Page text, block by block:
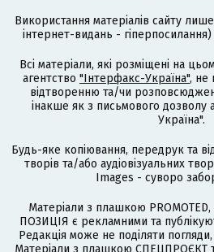
Використання матеріалів сайту
інтернет-видань -
Всі матеріали, які розміщені на
агентство "Інтерфакс-Україна", не
відтворенню та/чи
інакше як з письмового дозволу
Україна".
Будь-яке копіювання, передрук та
творів та/або аудіовізуальних
Images - суворо
Матеріали з плашкою
ПОЗИЦІЯ є рекламними та
Редакція може не поділяти